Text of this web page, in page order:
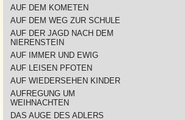
AUF DEM KOMETEN
AUF DEM WEG ZUR SCHULE
AUF DER JAGD NACH DEM
NIERENSTEIN
AUF IMMER UND EWIG
AUF LEISEN PFOTEN
AUF WIEDERSEHEN KINDER
AUFREGUNG UM
WEIHNACHTEN
DAS AUGE DES ADLERS